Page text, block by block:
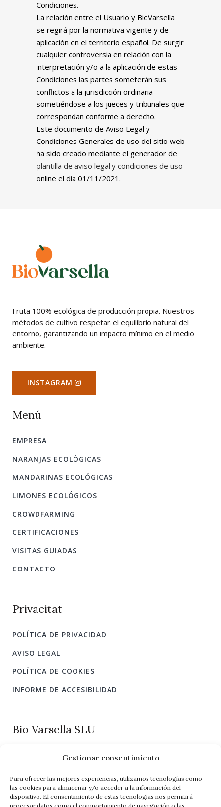
Gestionar consentimiento
Para ofrecer las mejores experiencias, utilizamos tecnologías como
las cookies para almacenar y/o acceder a la información del
dispositivo. El consentimiento de estas tecnologías nos permitirá
procesar datos como el comportamiento de navegación o las
Condiciones.
La relación entre el Usuario y BioVarsella
se regirá por la normativa vigente y de
aplicación en el territorio español. De surgir
cualquier controversia en relación con la
interpretación y/o a la aplicación de estas
Condiciones las partes someterán sus
conflictos a la jurisdicción ordinaria
sometiéndose a los jueces y tribunales que
correspondan conforme a derecho.
Este documento de Aviso Legal y
Condiciones Generales de uso del sitio web
ha sido creado mediante el generador de
plantilla de aviso legal y condiciones de uso
online el día 01/11/2021.
Fruta 100% ecológica de producción propia. Nuestros
métodos de cultivo respetan el equilibrio natural del
entorno, garantizando un impacto mínimo en el medio
ambiente.
INSTAGRAM
Menú
EMPRESA
NARANJAS ECOLÓGICAS
MANDARINAS ECOLÓGICAS
LIMONES ECOLÓGICOS
CROWDFARMING
CERTIFICACIONES
VISITAS GUIADAS
CONTACTO
Privacitat
POLÍTICA DE PRIVACIDAD
AVISO LEGAL
POLÍTICA DE COOKIES
INFORME DE ACCESIBILIDAD
Bio Varsella SLU
Producción y venta ecológica de cítricos
43510 – Bítem – Tortosa (Tarragona)
administracio@biovarsella.eu
Teléfonos